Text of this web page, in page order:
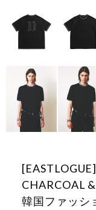
CHARCOAL
韓国ファッシ